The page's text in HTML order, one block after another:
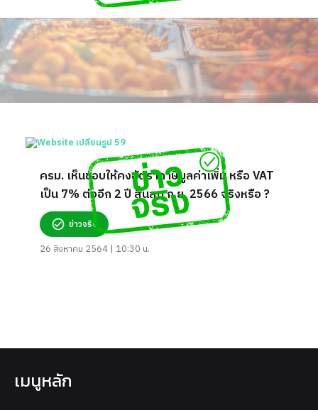
ครม. เห็นชอบให้คงอัตราภาษีมูลค่าเพิ่ม หรือ VAT
เป็น 7% ต่ออีก 2 ปี สิ้นสุด ก.ย. 2566 จริงหรือ ?
ข่าวจริง
26 สิงหาคม 2564 | 10:30 น.
เมนูหลัก